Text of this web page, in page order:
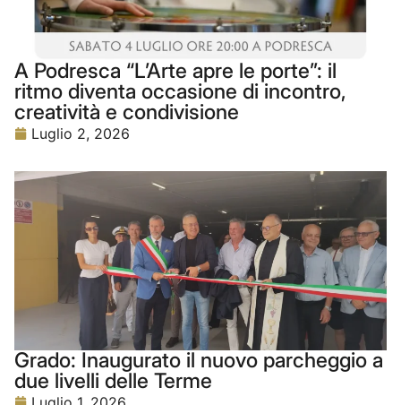
A Podresca “L’Arte apre le porte”: il
ritmo diventa occasione di incontro,
creatività e condivisione
Luglio 2, 2026
Grado: Inaugurato il nuovo parcheggio a
due livelli delle Terme